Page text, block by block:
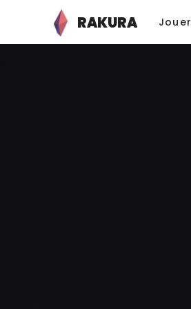
RAKURA Jouer